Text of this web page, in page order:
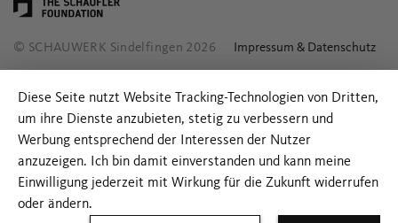
© SCHAUWERK Sindelfingen 2026 Impressum & Datenschutz
Diese Seite nutzt Website Tracking-Technologien von Dritten,
um ihre Dienste anzubieten, stetig zu verbessern und
Werbung entsprechend der Interessen der Nutzer
anzuzeigen. Ich bin damit einverstanden und kann meine
Einwilligung jederzeit mit Wirkung für die Zukunft widerrufen
oder ändern.